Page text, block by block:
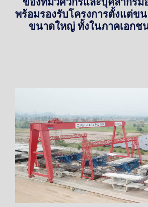
พร้อมรองรับโครงการตั้งแต่ข
ขนาดใหญ่ ทั้งในภาคเอกช